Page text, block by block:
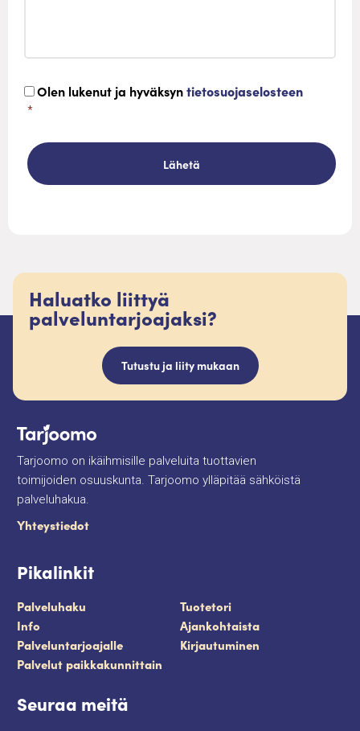
* Olen lukenut ja hyväksyntietosuojaselosteen
*
Haluatko liittyä
palveluntarjoajaksi?
Tutustu ja liity mukaan
Tarjoomo on ikäihmisille palveluita tuottavien
toimijoiden osuuskunta. Tarjoomo ylläpitää sähköistä
palveluhakua.
Yhteystiedot
Pikalinkit
Palveluhaku
Tuotetori
Info
Ajankohtaista
Palveluntarjoajalle
Kirjautuminen
Palvelut paikkakunnittain
Seuraa meitä